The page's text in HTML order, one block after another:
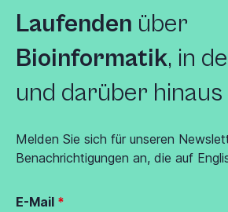
Laufenden über
Bioinformatik, in
und darüber hinaus
Melden Sie sich für unseren
Benachrichtigungen an, die auf
E-Mail